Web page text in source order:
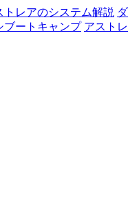
トレアのシステム解説 ダ
ブートキャンプ アストレ